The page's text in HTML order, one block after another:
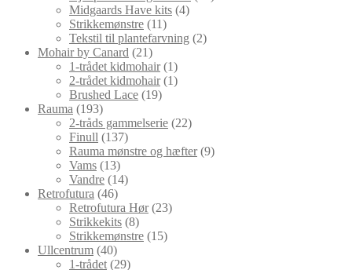
Midgaards Have kits 44
Strikkemønstre 1111
varer
Tekstil til plantefarvning 22
Mohair by Canard 2121
varer
1-trådet kidmohair 11
vare
2-trådet kidmohair 11
Brushed Lace 1919
Rauma 193193
varer
2-tråds gammelserie 2222
Finull 137137
varer
Rauma mønstre og hæfter 99
Vams 1313
varer
Vandre 1414
Retrofutura 4646
varer
Retrofutura Hør 2323
Strikkekits 88
varer
Strikkemønstre 1515
Ullcentrum 4040
varer
1-trådet 2929